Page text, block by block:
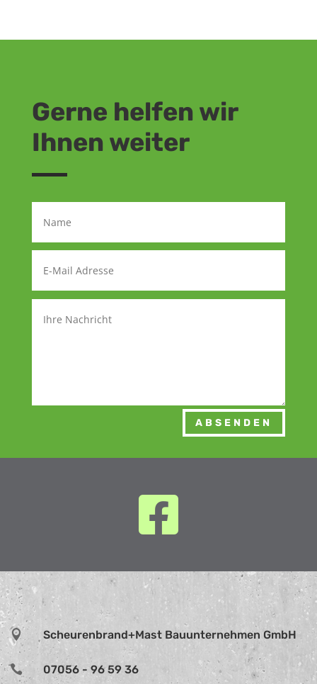
Gerne helfen wir
Ihnen weiter
ABSENDEN

 Scheurenbrand+Mast Bauunternehmen GmbH
 07056 - 96 59 36